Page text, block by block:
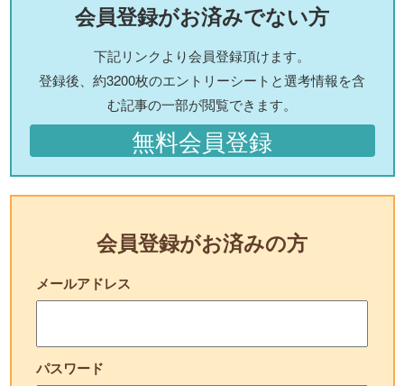
会員登録がお済みでない方
下記リンクより会員登録頂けます。
登録後、約3200枚のエントリーシートと選考情報を含
む記事の一部が閲覧できます。
無料会員登録
会員登録がお済みの方
メールアドレス
パスワード